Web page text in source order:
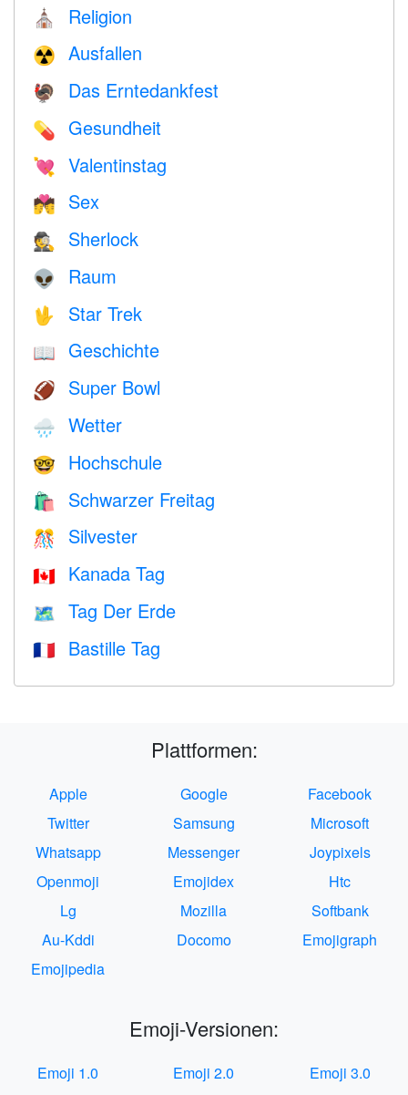
⛪️ Religion
☢️ Ausfallen
🦃 Das Erntedankfest
💊 Gesundheit
💘 Valentinstag
💏 Sex
🕵️ Sherlock
👽 Raum
🖖 Star Trek
📖 Geschichte
🏈 Super Bowl
🌧 Wetter
🤓 Hochschule
🛍 Schwarzer Freitag
🎊 Silvester
🇨🇦 Kanada Tag
🗺️ Tag Der Erde
🇫🇷 Bastille Tag
Plattformen:
Apple Google
Facebook
Twitter
Samsung
Microsoft
Whatsapp
Messenger
Joypixels
Openmoji
Emojidex
Htc
Lg
Mozilla
Softbank
Au-Kddi
Docomo
Emojigraph
Emojipedia
Emoji-Versionen:
Emoji 1.0 Emoji 2.0
Emoji 3.0